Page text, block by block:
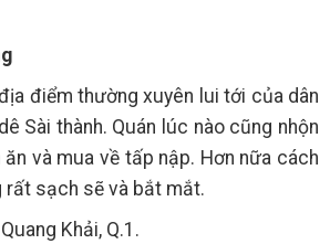
điểm thường xuyên lui tới của dân
Sài thành. Quán lúc nào cũng nhộn
và mua về tấp nập. Hơn nữa cách
rất sạch sẽ và bắt mắt.
Khải, Q.1.